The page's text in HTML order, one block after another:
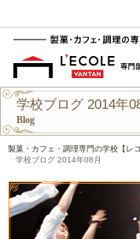
学校ブログ 2014年
Blog
製菓・カフェ・調理専門の学校【レ
学校ブログ 2014年08月